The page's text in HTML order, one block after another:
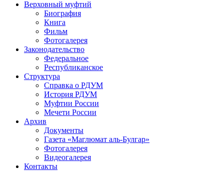
Верховный муфтий
Биография
Книга
Фильм
Фотогалерея
Законодательство
Федеральное
Республиканское
Структура
Справка о РДУМ
История РДУМ
Муфтии России
Мечети России
Архив
Документы
Газета «Маглюмат аль-Булгар»
Фотогалерея
Видеогалерея
Контакты